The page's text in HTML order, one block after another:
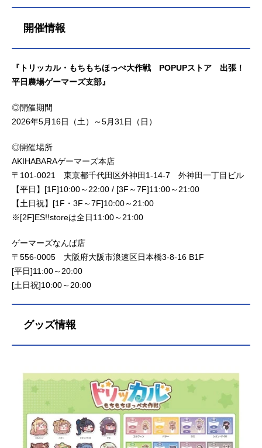
開催情報
『トリッカル・もちもちほっぺ大作戦 POPUPストア 出張！
平日農場ゲーマーズ支部』
◎開催期間
2026年5月16日（土）～5月31日（日）
◎開催場所
AKIHABARAゲーマーズ本店
〒101-0021 東京都千代田区外神田1-14-7 外神田一丁目ビル
【平日】[1F]10:00～22:00 / [3F～7F]11:00～21:00
【土日祝】[1F・3F～7F]10:00～21:00
※[2F]ES!!storeは全日11:00～21:00
ゲーマーズなんば店
〒556-0005 大阪府大阪市浪速区日本橋3-8-16 B1F
[平日]11:00～20:00
[土日祝]10:00～20:00
グッズ情報